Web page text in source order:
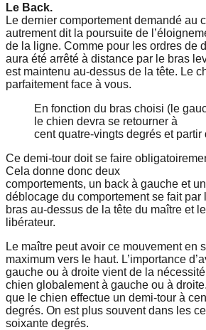
Le Back.
Le dernier comportement demandé au
autrement dit la poursuite de
de la ligne. Comme pour les ordres de
aura été arrêté à distance par le bras
est maintenu au-dessus de la tête. Le
parfaitement face à vous.
En fonction du bras choisi (le
le chien devra se retourner à
cent quatre-vingts degrés et partir
Ce demi-tour doit se faire
Cela donne donc deux
comportements, un back à gauche et
déblocage du comportement se fait par
bras au-dessus de la tête du maître et
libérateur.
Le maître peut avoir ce mouvement en
maximum vers le haut. L’importance
gauche ou à droite vientde la
chien globalement à gauche ou à
que le chien effectue un demi-tour à
degrés. On est plus souvent dans les
soixante degrés.